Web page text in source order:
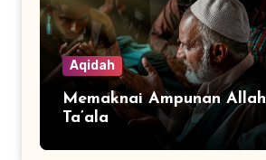
Aqidah
Memaknai Ampunan Allah
Ta’ala